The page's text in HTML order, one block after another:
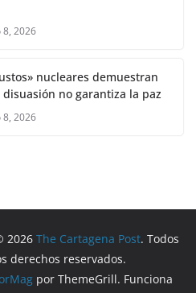
8, 2026
nucleares demuestran
no garantiza la paz
8, 2026
2026The Cartagena Post. Todos
derechos reservados.
por ThemeGrill. Funciona